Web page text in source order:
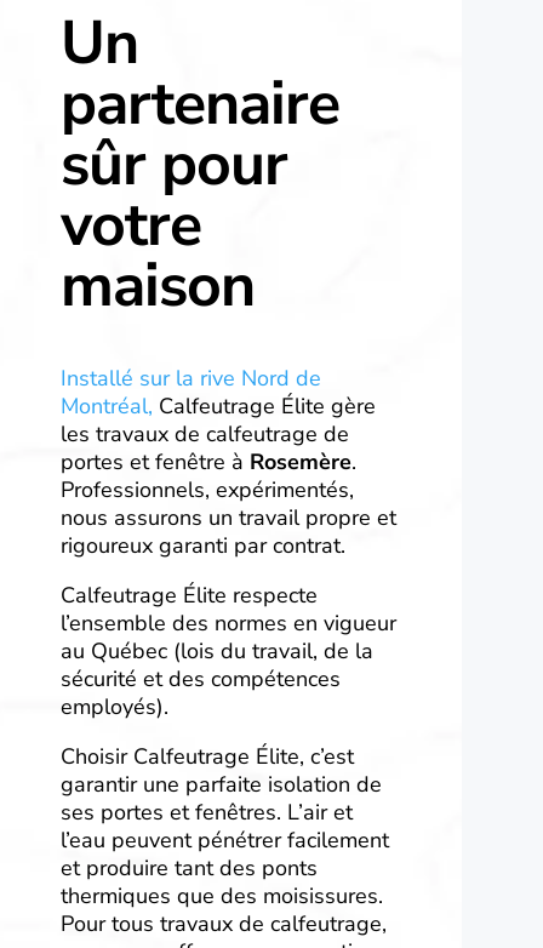
Un
partenaire
sûr pour
votre
maison
Installé sur la rive Nord de
Montréal, Calfeutrage Élite gère
les travaux de calfeutrage de
portes et fenêtre à Rosemère.
Professionnels, expérimentés,
nous assurons un travail propre et
rigoureux garanti par contrat.
Calfeutrage Élite respecte
l’ensemble des normes en vigueur
au Québec (lois du travail, de la
sécurité et des compétences
employés).
Choisir Calfeutrage Élite, c’est
garantir une parfaite isolation de
ses portes et fenêtres. L’air et
l’eau peuvent pénétrer facilement
et produire tant des ponts
thermiques que des moisissures.
Pour tous travaux de calfeutrage,